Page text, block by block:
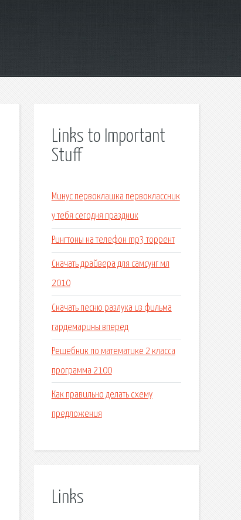
Links to Important
Stuff
Минус первоклашка первоклассник
у тебя сегодня праздник
Рингтоны на телефон mp3 торрент
Скачать драйвера для самсунг мл
2010
Скачать песню разлука из фильма
гардемарины вперед
Решебник по математике 2 класса
программа 2100
Как правильно делать схему
предложения
Links